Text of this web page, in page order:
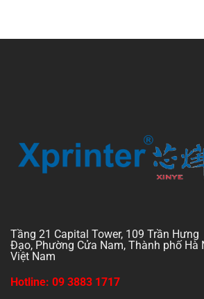
Tầng 21 Capital Tower, 109 Trần Hưng
Đạo, Phường Cửa Nam, Thành phố Hà
Việt Nam
Hotline: 09 3883 1717